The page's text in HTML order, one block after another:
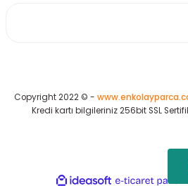
Copyright 2022 © -
Kredi kartı bilgileriniz 256bit SSL
ideasoft